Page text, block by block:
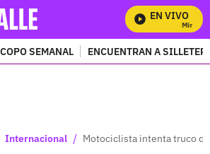
EN VIVO
Mira
SEMANAL ENCUENTRAN A
Internacional / Motociclista intenta truco